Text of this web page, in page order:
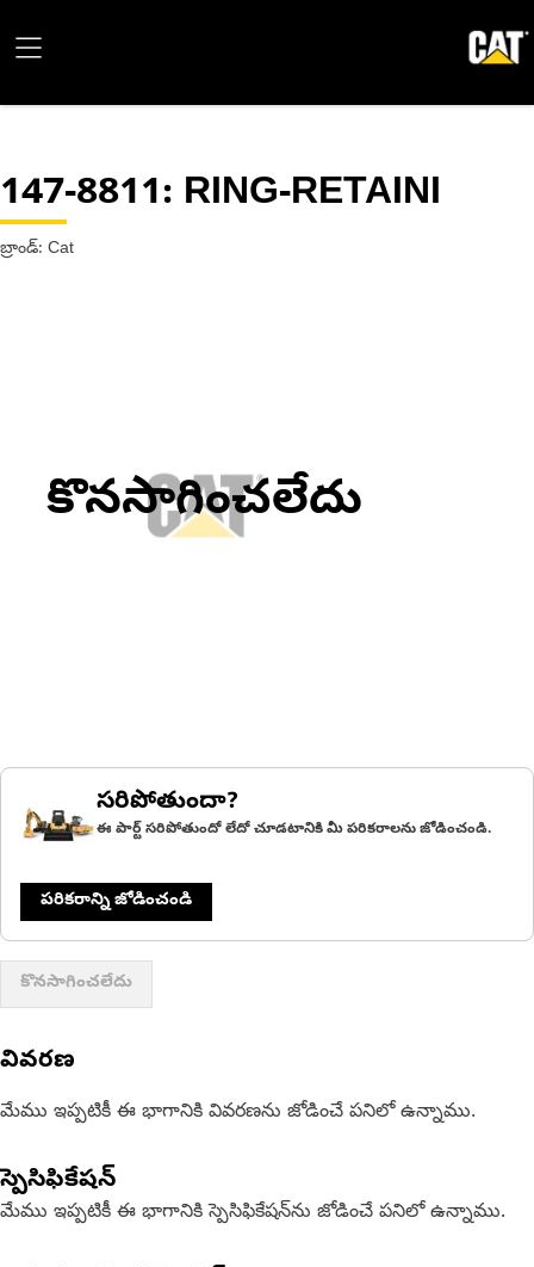
147-8811: RING-RETAINI
బ్రాండ్: Cat
కొనసాగించలేదు
సరిపోతుందా?
ఈ పార్ట్ సరిపోతుందో లేదో చూడటానికి మీ పరికరాలను జోడించండి.
పరికరాన్ని జోడించండి
కొనసాగించలేదు
వివరణ
మేము ఇప్పటికీ ఈ భాగానికి వివరణను జోడించే పనిలో ఉన్నాము.
స్పెసిఫికేషన్
మేము ఇప్పటికీ ఈ భాగానికి స్పెసిఫికేషన్‌ను జోడించే పనిలో ఉన్నాము.